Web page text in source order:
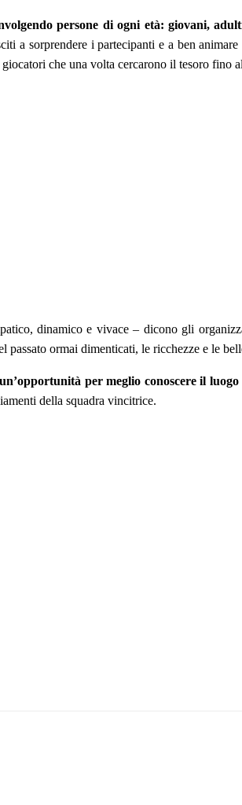
persone di ogni età: giovani,
a sorprendere i partecipanti e a ben
che una volta cercarono il tesoro fino
dinamico e vivace – dicono gli
passato ormai dimenticati, le ricchezze e le
per meglio conoscere il
della squadra vincitrice.